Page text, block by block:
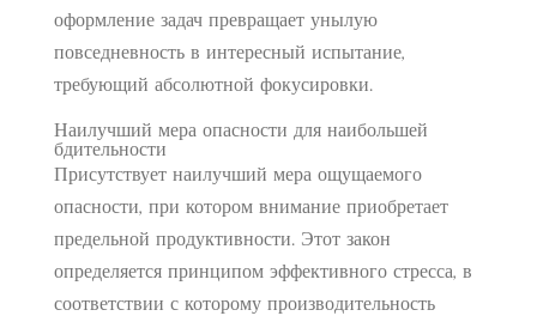
оформление задач превращает унылую
повседневность в интересный испытание,
требующий абсолютной фокусировки.
Наилучший мера опасности для наибольшей
бдительности
Присутствует наилучший мера ощущаемого
опасности, при котором внимание приобретает
предельной продуктивности. Этот закон
определяется принципом эффективного стресса, в
соответствии с которому производительность